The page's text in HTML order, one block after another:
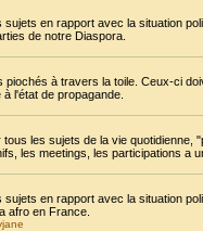
en rapport avec la situation
de notre Diaspora.
à travers la toile. Ceux-ci
l'état de propagande.
les sujets de la vie
les meetings, les participations a
en rapport avec la situation
afro en France.